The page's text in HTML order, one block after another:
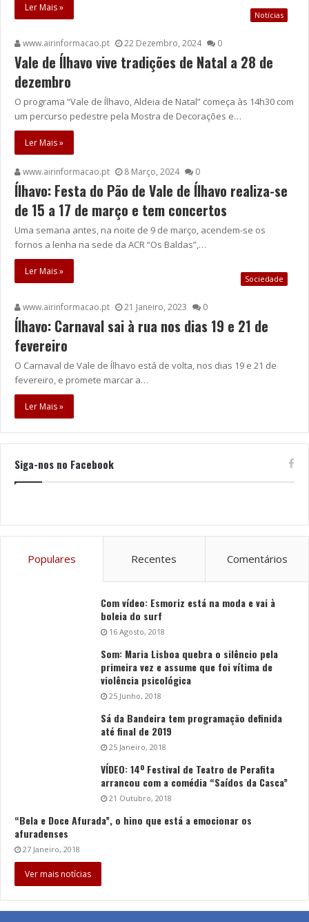
Ler Mais »
Notícias
www.airinformacao.pt 22 Dezembro, 2024 0
Vale de Ílhavo vive tradições de Natal a 28 de
dezembro
O programa “Vale de Ílhavo, Aldeia de Natal” começa às 14h30 com
um percurso pedestre pela Mostra de Decorações e…
Ler Mais »
www.airinformacao.pt 8 Março, 2024 0
Ílhavo: Festa do Pão de Vale de Ílhavo realiza-se
de 15 a 17 de março e tem concertos
Uma semana antes, na noite de 9 de março, acendem-se os
fornos a lenha na sede da ACR “Os Baldas”,…
Ler Mais »
Sociedade
www.airinformacao.pt 21 Janeiro, 2023 0
Ílhavo: Carnaval sai à rua nos dias 19 e 21 de
fevereiro
O Carnaval de Vale de Ílhavo está de volta, nos dias 19 e 21 de
fevereiro, e promete marcar a…
Ler Mais »
Siga-nos no Facebook
Populares Recentes Comentários
Com vídeo: Esmoriz está na moda e vai à
boleia do surf
16 Agosto, 2018
Som: Maria Lisboa quebra o silêncio pela
primeira vez e assume que foi vítima de
violência psicológica
25 Junho, 2018
Sá da Bandeira tem programação definida
até final de 2019
25 Janeiro, 2018
VÍDEO: 14º Festival de Teatro de Perafita
arrancou com a comédia “Saídos da Casca”
21 Outubro, 2018
“Bela e Doce Afurada”, o hino que está a emocionar os
afuradenses
27 Janeiro, 2018
Ver mais notícias